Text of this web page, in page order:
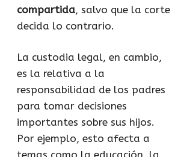
compartida, salvo que la corte
decida lo contrario.
La custodia legal, en cambio,
es la relativa a la
responsabilidad de los padres
para tomar decisiones
importantes sobre sus hijos.
Por ejemplo, esto afecta a